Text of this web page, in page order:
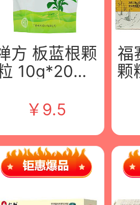
方 板蓝根颗
10g*20袋/
业有限公司
￥ 9.5
福
颗